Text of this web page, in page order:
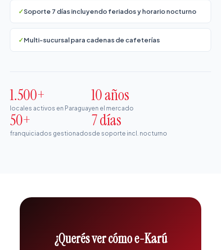
Soporte 7 días incluyendo feriados y horario nocturno
Multi-sucursal para cadenas de cafeterías
1.500+
locales activos en Paraguay
10 años
en el mercado
50+
franquiciados gestionados
7 días
de soporte incl. nocturno
¿Querés ver cómo e-Karú